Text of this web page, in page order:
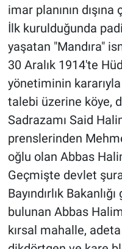
imar planının dışına
İlk kurulduğunda
yaşatan "Mandıra"
30 Aralık 1914'te
yönetiminin
talebi üzerine köye,
Sadrazamı Said
prenslerinden
oğlu olan Abbas
Geçmişte devlet
Bayındırlık
bulunan Abbas Halim
kırsal mahalle,